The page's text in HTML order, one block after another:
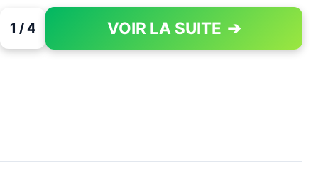
1 / 4 VOIR LA SUITE ➔
PAGE 1 OF 4